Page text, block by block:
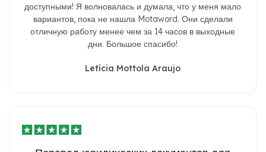
доступными! Я волновалась и думала, что у меня мало
вариантов, пока не нашла Motaword. Они сделали
отличную работу менее чем за 14 часов в выходные
дни. Большое спасибо!
Letícia Mottola Araujo